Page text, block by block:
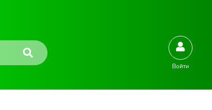
Войти